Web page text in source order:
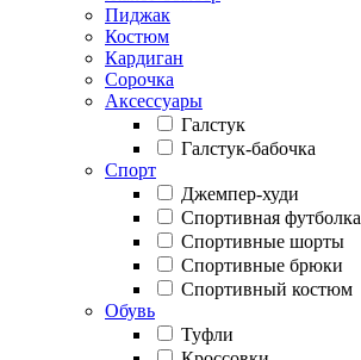
Пиджак
Костюм
Кардиган
Сорочка
Аксессуары
Галстук
Галстук-бабочка
Спорт
Джемпер-худи
Спортивная футболка
Спортивные шорты
Спортивные брюки
Спортивный костюм
Обувь
Туфли